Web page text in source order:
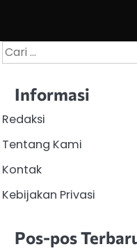
Cari
untuk:
Informasi
Redaksi
Tentang Kami
Kontak
Kebijakan Privasi
Pos-pos